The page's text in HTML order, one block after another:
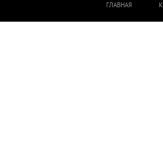
ГЛАВНАЯ